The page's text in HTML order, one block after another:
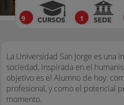
9 1
La Universidad San Jorge es una
sociedad, inspirada en el
objetivo es el Alumno de hoy:
profesional, y como el potencial
momento.